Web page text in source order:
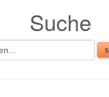
an
je InseratSuche